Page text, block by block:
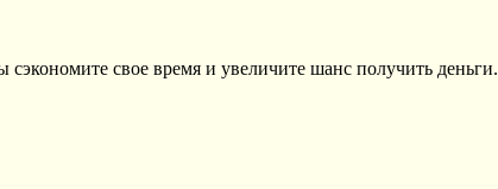
свое время и увеличите шанс получить деньги.